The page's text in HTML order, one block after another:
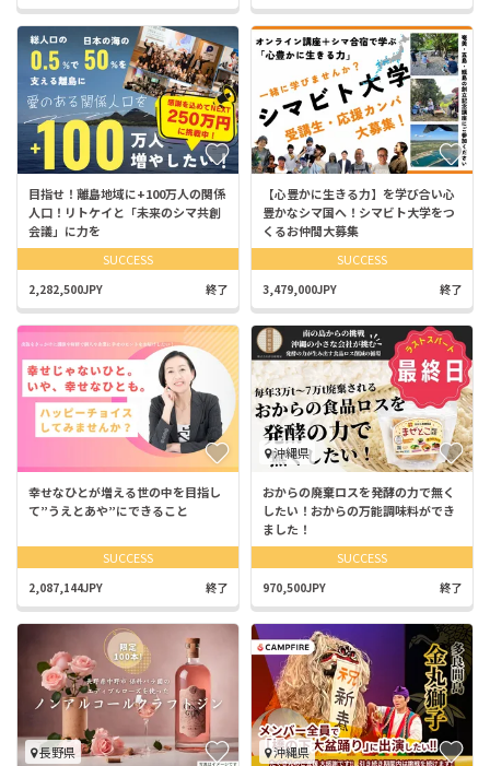
目指せ！離島地域に+100万人の関係
人口！リトケイと「未来のシマ共創
会議」に力を
SUCCESS
2,282,500JPY 終了
【心豊かに生きる力】を学び合い心
豊かなシマ国へ！シマビト大学をつ
くるお仲間大募集
SUCCESS
3,479,000JPY 終了
幸せなひとが増える世の中を目指し
て”うえとあや”にできること
SUCCESS
2,087,144JPY 終了
沖縄県
おからの廃棄ロスを発酵の力で無く
したい！おからの万能調味料ができ
ました！
SUCCESS
970,500JPY 終了
長野県 沖縄県